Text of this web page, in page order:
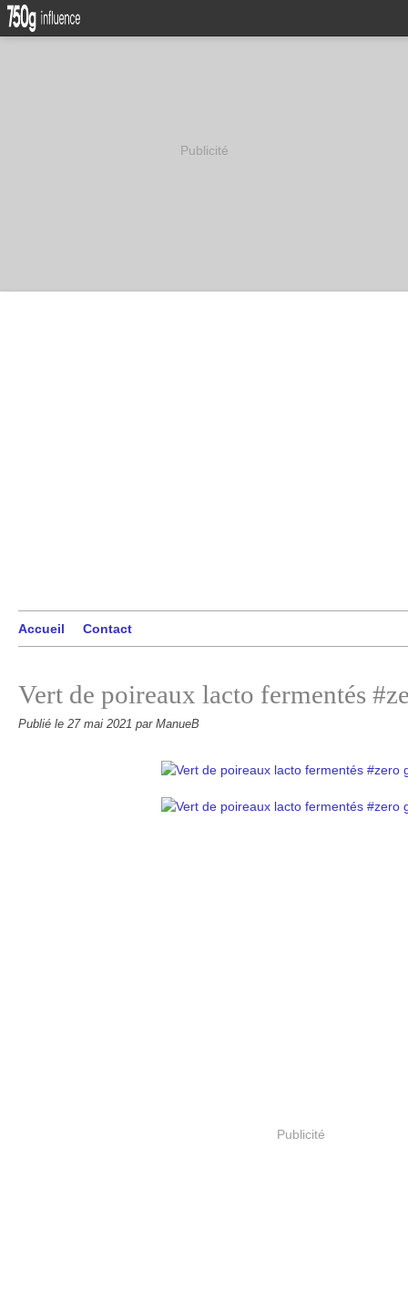
Publicité
Accueil Contact
Vert de poireaux lacto fermentés
Publié le 27 mai 2021 par ManueB
Publicité